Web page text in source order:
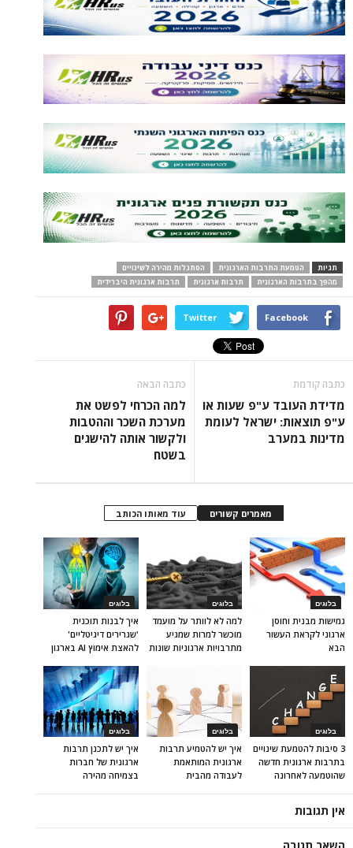
תגיות הטמעת התרבות הארגונית
הסתגלות מהירה לשינויים
מהפך בתרבות הארגונית
תרבות ארגונית תרבות ארגונית היברידית
Facebook
Twitter
כתבה קודמת
מדידת העובד ע"פ שעות או
ע"פ תוצאות: ישראל לעומת
מדינות במערב
כתבה הבאה
למה הכרחי לפשט את
מערכת השכר וההטבות
ולקשור אותה להישגים
בשטח
מאמרים קשורים עוד מאותו הכותב
בלוגים
איך לבנות תוכנית
'שגרירים דיגיטליים'
להאצת אימוץ AI בארגון
בלוגים
למה לא לוותר על מועמד
מוכשר למרות שמגיע
מתרבויות ארגוניות שונות
בלוגים
גמישות מבנית וחוסן
ארגוני לקראת העשור
הבא
בלוגים
איך יש לתכנן תרבות
ארגונית של חברות
בצמיחה מהירה
בלוגים
איך יש להטמיע תרבות
ארגונית המותאמת
לעבודה מהבית
בלוגים
3 סיבות להטמעת שינויים
בתרבות ארגונית חדשה
שהוטמעה לאחרונה
אין תגובות